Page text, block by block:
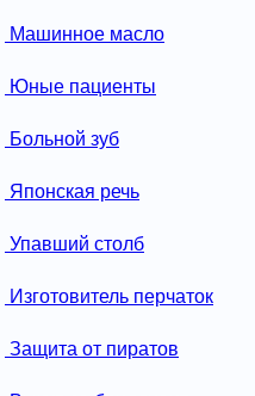
Машинное масло
Юные пациенты
Больной зуб
Японская речь
Упавший столб
Изготовитель перчаток
Защита от пиратов